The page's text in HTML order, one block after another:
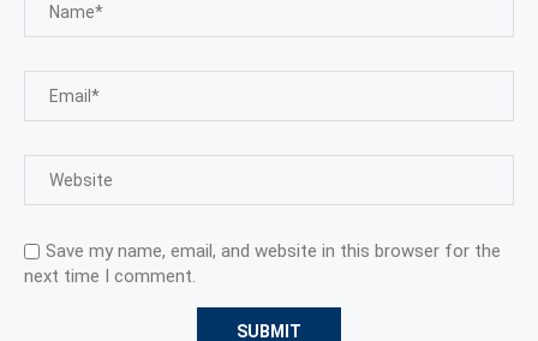
Save my name, email, and website in this browser for the
next time I comment.